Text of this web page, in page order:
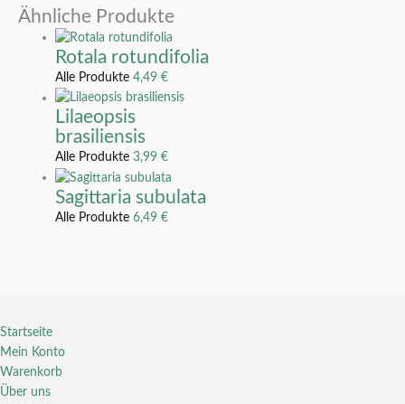
Ähnliche Produkte
Rotala rotundifolia
Alle Produkte4,49€
Lilaeopsis
brasiliensis
Alle Produkte3,99€
Sagittaria subulata
Alle Produkte6,49€
Startseite
Mein Konto
Warenkorb
Über uns